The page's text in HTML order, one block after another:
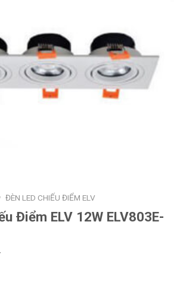
ĐÈN LED CHIẾU ĐIỂM ELV
Điểm ELV 12W ELV803E-